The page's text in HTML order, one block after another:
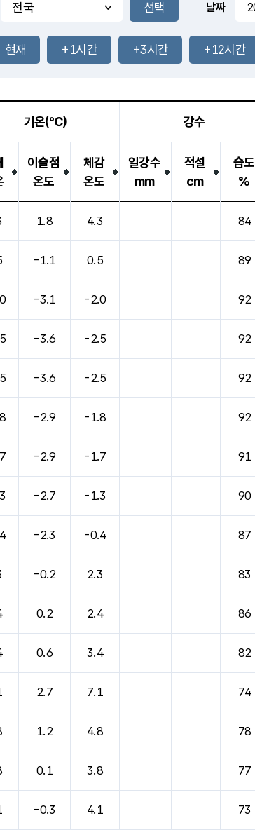
-mm
-mm
31.8
℃
34.9℃
1.3m/s
-mm
-mm
날짜
현재 +1시간 +3시간 +12시간
기온(℃) 강수
이슬점
온도
체감
온도
일강수
mm
적설
cm
습도
%
1.8 4.3 84
-1.1 0.5 89
-3.1 -2.0 92
-3.6 -2.5 92
-3.6 -2.5 92
-2.9 -1.8 92
-2.9 -1.7 91
-2.7 -1.3 90
-2.3 -0.4 87
-0.2 2.3 83
0.2 2.4 86
0.6 3.4 82
2.7 7.1 74
1.2 4.8 78
0.1 3.8 77
-0.3 4.1 73